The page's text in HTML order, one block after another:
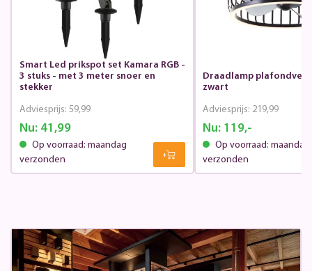
Smart Led prikspot set Kamara RGB -
3 stuks - met 3 meter snoer en
stekker
Nu:41,99
Adviesprijs: 59,99
Op voorraad: maandag
verzonden
Draadlamp
zwart
Nu: 119,-
Adviesprijs: 219,99
Op voorraad: maandag
verzonden